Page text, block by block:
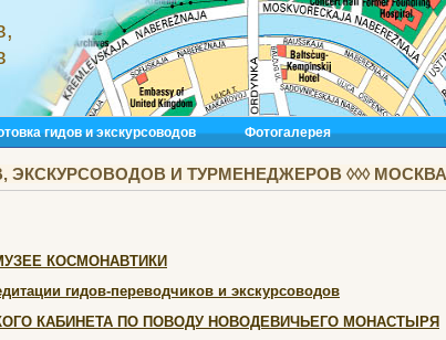
гидов и экскурсоводов Фотогалерея
И ТУРМЕНЕДЖЕРОВ ◊◊◊
КОСМОНАВТИКИ
гидов-переводчиков и экскурсоводов
КАБИНЕТА ПО ПОВОДУ НОВОДЕВИЧЬЕГО МОНАСТЫРЯ